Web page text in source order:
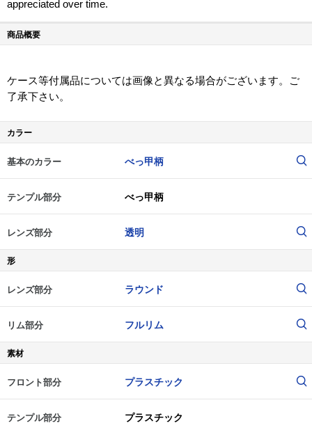
appreciated over time.
商品概要
ケース等付属品については画像と異なる場合がございます。ご
了承下さい。
カラー
基本のカラー べっ甲柄
テンプル部分 べっ甲柄
レンズ部分 透明
形
レンズ部分 ラウンド
リム部分 フルリム
素材
フロント部分 プラスチック
テンプル部分 プラスチック